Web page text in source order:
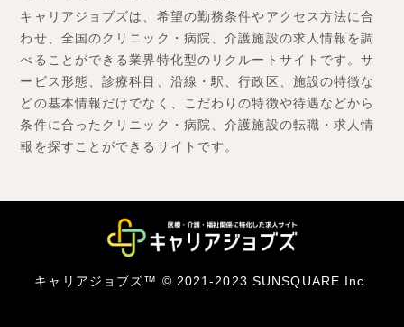
キャリアジョブズは、希望の勤務条件やアクセス方法に合
わせ、全国のクリニック・病院、介護施設の求人情報を調
べることができる業界特化型のリクルートサイトです。サ
ービス形態、診療科目、沿線・駅、行政区、施設の特徴な
どの基本情報だけでなく、こだわりの特徴や待遇などから
条件に合ったクリニック・病院、介護施設の転職・求人情
報を探すことができるサイトです。
キャリアジョブズ™ © 2021-2023 SUNSQUARE Inc.